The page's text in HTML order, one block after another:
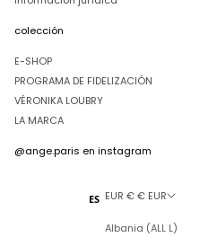
colección
E-SHOP
PROGRAMA DE FIDELIZACIÓN
VÉRONIKA LOUBRY
LA MARCA
@ange.paris en instagram
ES EUR € € EUR
Albania (ALL L)